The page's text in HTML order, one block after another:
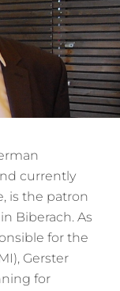
currently
is the patron
Biberach. As
for the
Gerster
for